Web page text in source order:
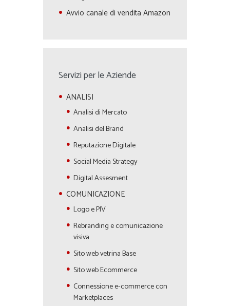
Avvio canale di vendita Amazon
Servizi per le Aziende
ANALISI
Analisi di Mercato
Analisi del Brand
Reputazione Digitale
Social Media Strategy
Digital Assesment
COMUNICAZIONE
Logo e PIV
Rebranding e comunicazione
visiva
Sito web vetrina Base
Sito web Ecommerce
Connessione e-commerce con
Marketplaces